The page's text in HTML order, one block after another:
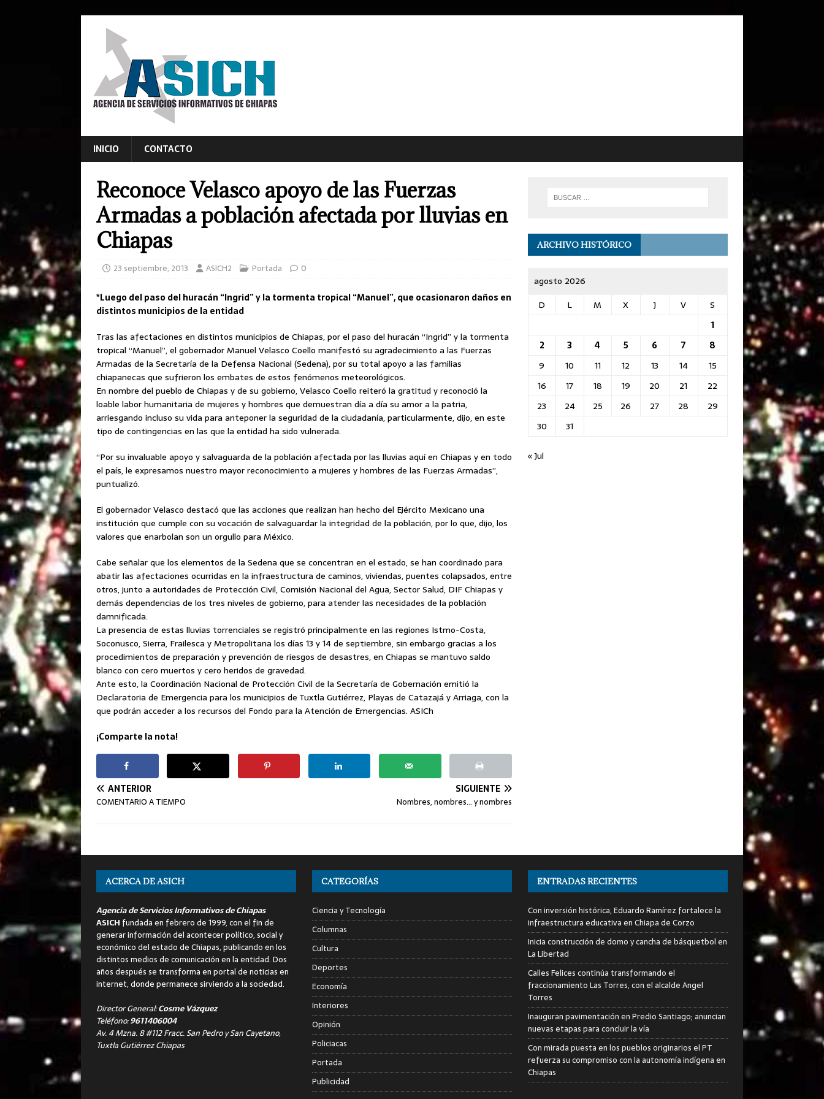
INICIO CONTACTO
Reconoce Velasco apoyo de las Fuerzas
Armadas a población afectada por lluvias en
Chiapas
23 septiembre, 2013 ASICH2 Portada 0
*Luego del paso del huracán “Ingrid” y la tormenta tropical “Manuel”, que ocasionaron daños en
distintos municipios de la entidad
Tras las afectaciones en distintos municipios de Chiapas, por el paso del huracán “Ingrid” y la tormenta
tropical “Manuel”, el gobernador Manuel Velasco Coello manifestó su agradecimiento a las Fuerzas
Armadas de la Secretaría de la Defensa Nacional (Sedena), por su total apoyo a las familias
chiapanecas que sufrieron los embates de estos fenómenos meteorológicos.
En nombre del pueblo de Chiapas y de su gobierno, Velasco Coello reiteró la gratitud y reconoció la
loable labor humanitaria de mujeres y hombres que demuestran día a día su amor a la patria,
arriesgando incluso su vida para anteponer la seguridad de la ciudadanía, particularmente, dijo, en este
tipo de contingencias en las que la entidad ha sido vulnerada.
“Por su invaluable apoyo y salvaguarda de la población afectada por las lluvias aquí en Chiapas y en todo
el país, le expresamos nuestro mayor reconocimiento a mujeres y hombres de las Fuerzas Armadas”,
puntualizó.
El gobernador Velasco destacó que las acciones que realizan han hecho del Ejército Mexicano una
institución que cumple con su vocación de salvaguardar la integridad de la población, por lo que, dijo, los
valores que enarbolan son un orgullo para México.
Cabe señalar que los elementos de la Sedena que se concentran en el estado, se han coordinado para
abatir las afectaciones ocurridas en la infraestructura de caminos, viviendas, puentes colapsados, entre
otros, junto a autoridades de Protección Civil, Comisión Nacional del Agua, Sector Salud, DIF Chiapas y
demás dependencias de los tres niveles de gobierno, para atender las necesidades de la población
damnificada.
La presencia de estas lluvias torrenciales se registró principalmente en las regiones Istmo-Costa,
Soconusco, Sierra, Frailesca y Metropolitana los días 13 y 14 de septiembre, sin embargo gracias a los
procedimientos de preparación y prevención de riesgos de desastres, en Chiapas se mantuvo saldo
blanco con cero muertos y cero heridos de gravedad.
Ante esto, la Coordinación Nacional de Protección Civil de la Secretaría de Gobernación emitió la
Declaratoria de Emergencia para los municipios de Tuxtla Gutiérrez, Playas de Catazajá y Arriaga, con la
que podrán acceder a los recursos del Fondo para la Atención de Emergencias. ASICh
¡Comparte la nota!
ANTERIOR
COMENTARIO A TIEMPO
SIGUIENTE
Nombres, nombres… y nombres
ARCHIVO HISTÓRICO
agosto 2026
D
L M X J V
S
1
2
3 4 5 6 7
8
9
10 11 12 13 14
15
16
17 18 19 20 21
22
23
24 25 26 27 28
29
30
31
« Jul
ACERCA DE ASICH
Agencia de Servicios Informativos de Chiapas
ASICH fundada en febrero de 1999, con el fin de
generar información del acontecer político, social y
económico del estado de Chiapas, publicando en los
distintos medios de comunicación en la entidad. Dos
años después se transforma en portal de noticias en
internet, donde permanece sirviendo a la sociedad.
Director General:Cosme Vázquez
Teléfono:9611406004
Av. 4 Mzna. 8 #112 Fracc. San Pedro y San Cayetano,
Tuxtla Gutiérrez Chiapas
CATEGORÍAS
Ciencia y Tecnología
Columnas
Cultura
Deportes
Economía
Interiores
Opinión
Policiacas
Portada
Publicidad
ENTRADAS RECIENTES
Con inversión histórica, Eduardo Ramírez fortalece la
infraestructura educativa en Chiapa de Corzo
Inicia construcción de domo y cancha de básquetbol en
La Libertad
Calles Felices continúa transformando el
fraccionamiento Las Torres, con el alcalde Angel
Torres
Inauguran pavimentación en Predio Santiago; anuncian
nuevas etapas para concluir la vía
Con mirada puesta en los pueblos originarios el PT
refuerza su compromiso con la autonomía indígena en
Chiapas